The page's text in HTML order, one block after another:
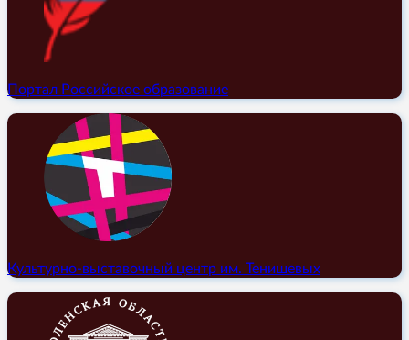
Портал Российское образование
Культурно-выставочный центр им. Тенишевых